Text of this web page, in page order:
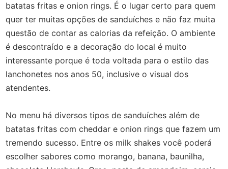
batatas fritas e onion rings. É o lugar certo para quem
quer ter muitas opções de sanduíches e não faz muita
questão de contar as calorias da refeição. O ambiente
é descontraído e a decoração do local é muito
interessante porque é toda voltada para o estilo das
lanchonetes nos anos 50, inclusive o visual dos
atendentes.
No menu há diversos tipos de sanduíches além de
batatas fritas com cheddar e onion rings que fazem um
tremendo sucesso. Entre os milk shakes você poderá
escolher sabores como morango, banana, baunilha,